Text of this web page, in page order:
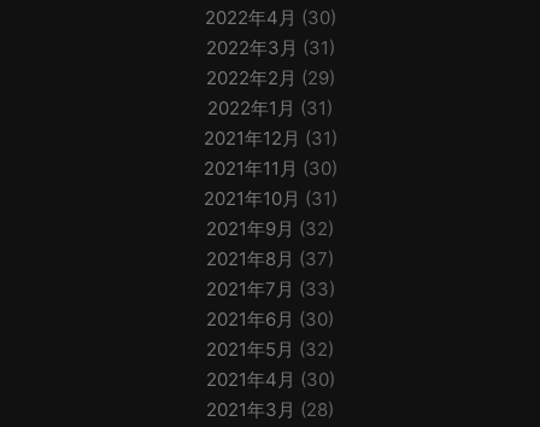
2022年4月 (30)
2022年3月 (31)
2022年2月 (29)
2022年1月 (31)
2021年12月 (31)
2021年11月 (30)
2021年10月 (31)
2021年9月 (32)
2021年8月 (37)
2021年7月 (33)
2021年6月 (30)
2021年5月 (32)
2021年4月 (30)
2021年3月 (28)